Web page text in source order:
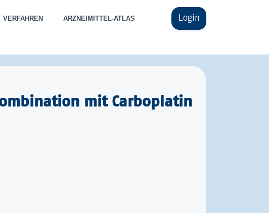
Login
VERFAHREN ARZNEIMITTEL-ATLAS
mit Carboplatin